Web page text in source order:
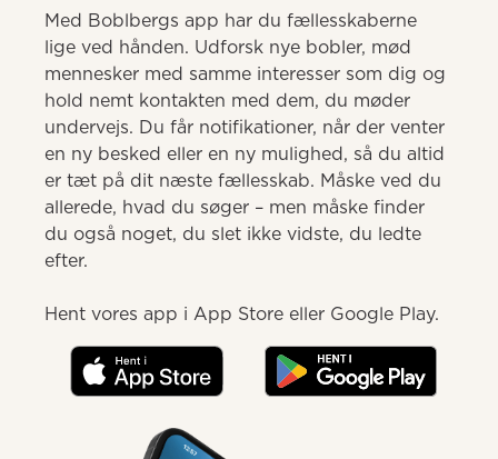
Med Boblbergs app har du fællesskaberne
lige ved hånden. Udforsk nye bobler, mød
mennesker med samme interesser som dig og
hold nemt kontakten med dem, du møder
undervejs. Du får notifikationer, når der venter
en ny besked eller en ny mulighed, så du altid
er tæt på dit næste fællesskab. Måske ved du
allerede, hvad du søger – men måske finder
du også noget, du slet ikke vidste, du ledte
efter.
Hent vores app i App Store eller Google Play.